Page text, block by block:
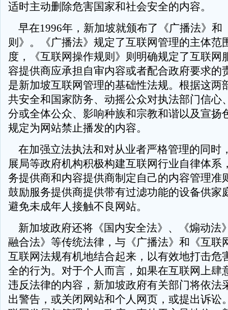
适时主动删除危害国家和社会安全的内容。
早在1996年，新加坡就颁布了《广播法》和
则》。《广播法》规定了互联网管理的主体范
度，《互联网操作规则》则明确规定了互联网
容提供商应承担自审内容或者配合政府要求的
是新加坡互联网管理的基础性法规。根据这两
共安全和国家防务、动摇公众对执法部门信心
分或全体公众、影响种族和宗教和谐以及宣扬
规定为网站禁止播发的内容。
在加强立法执法和对从业者严格管理的同时
展局等政府机构积极构建互联网行业自律体系
务提供商和内容提供商制定自己的内容管理准
鼓励服务提供商提供带有过滤功能的设备供家
避免未成年人接触不良网站。
新加坡政府还将《国内安全法》、《煽动法
融合法》等传统法律，与《广播法》和《互联
互联网法规有机地结合起来，以有效地打击危
全的行为。对于个人而言，如果在互联网上肆
违反法律的内容，新加坡政府有关部门将依法
出警告，或关闭网站和个人网页，或提出诉讼